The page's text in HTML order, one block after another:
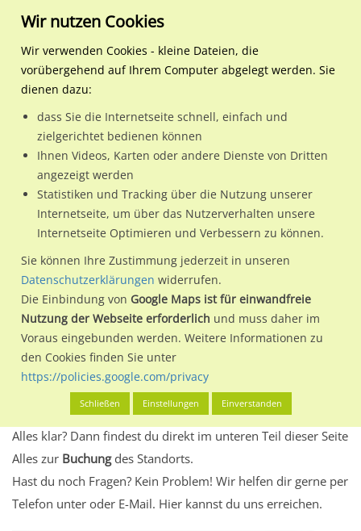
Regionale Plakatwerbung Hamburg
Hamburg, Freie und
U-Bf Wandsbek-Markt
Nutze günstige Werbemöglichkeiten am Standort U-Bf
Wandsbek-Markt Eing. Schlossstr. li.im Ortsteil Wandsbek)
in Hamburg, Freie und Hansestadt.
Wir erheben für jede unserer Werbeflächen individuelle und
aktuelleStandortinformationenund Leistungswerte. Damit
kannst du dich schon vor der Buchung im Detail über den
Standort, seine Reichweite und Werbewirkung sowie
eventuelle Beschränkungen in den zugelassenen
Werbeinhalten informieren.
Alles klar? Dann findest du direkt im unteren Teil dieser Seite
Alles zur Buchungdes Standorts.
Hast du noch Fragen? Kein Problem! Wir helfen dir gerne per
Telefon unter oder E-Mail. Hier kannst du uns erreichen.
Wir nutzen Cookies
Wir verwenden Cookies - kleine Dateien, die
vorübergehend auf Ihrem Computer abgelegt werden. Sie
dienen dazu:
dass Sie die Internetseite schnell, einfach und
zielgerichtet bedienen können
Ihnen Videos, Karten oder andere Dienste von Dritten
angezeigt werden
Statistiken und Tracking über die Nutzung unserer
Internetseite, um über das Nutzerverhalten unsere
Internetseite Optimieren und Verbessern zu können.
Sie können Ihre Zustimmung jederzeit in unseren
Datenschutzerklärungen widerrufen.
Die Einbindung von Google Maps ist für einwandfreie
Nutzung der Webseite erforderlich und muss daher im
Voraus eingebunden werden. Weitere Informationen zu
den Cookies finden Sie unter
https://policies.google.com/privacy
Schließen Einstellungen Einverstanden